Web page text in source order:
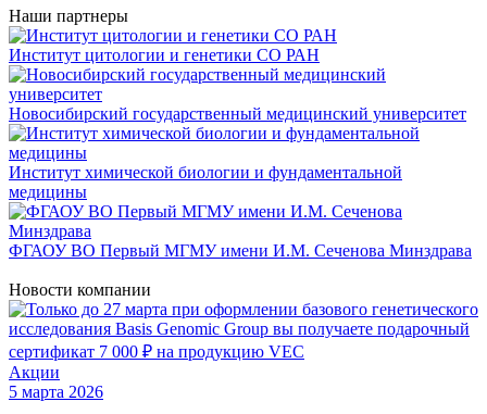
Наши партнеры
Институт цитологии и генетики СО РАН
Новосибирский государственный медицинский университет
Институт химической биологии и фундаментальной
медицины
ФГАОУ ВО Первый МГМУ имени И.М. Сеченова Минздрава
Новости компании
Акции
5 марта 2026